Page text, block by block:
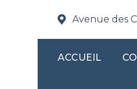
Avenue des
ACCUEIL